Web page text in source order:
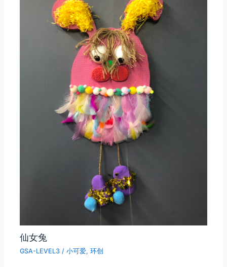
仙女兔
GSA-LEVEL3 /小可爱,环创